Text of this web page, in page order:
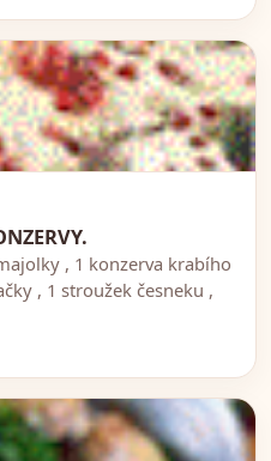
, 1 konzerva krabího
, 1 stroužek česneku ,